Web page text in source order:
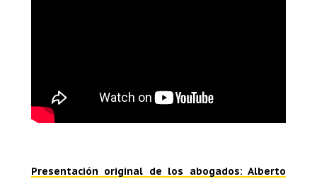
Presentación original de los abogados: Alberto